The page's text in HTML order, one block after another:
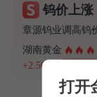
钨价上涨
湖南黄金
+2.50%
打开